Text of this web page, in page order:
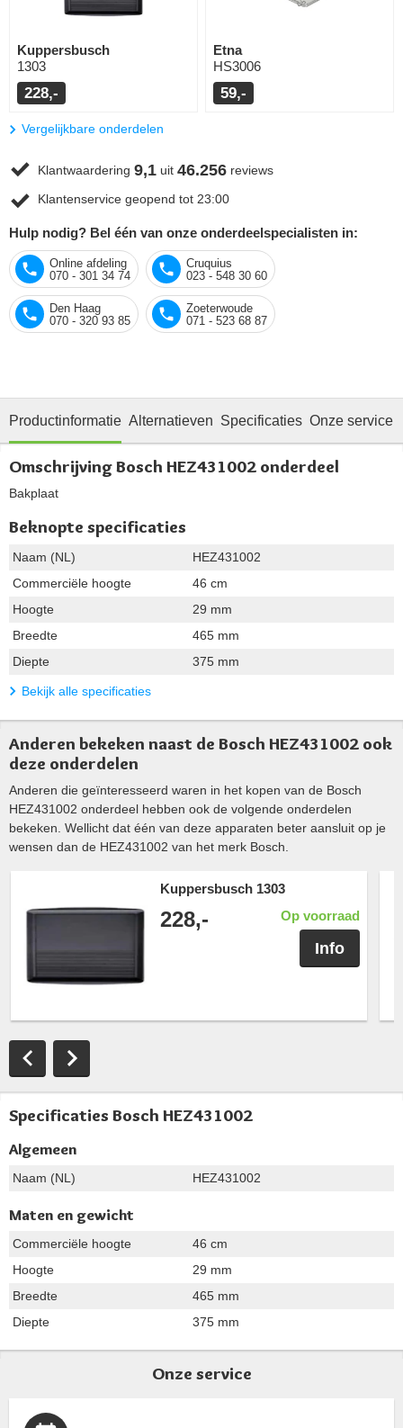
Kuppersbusch
1303
228,-
Etna
HS3006
59,-
Vergelijkbare onderdelen
Klantwaardering 9,1 uit 46.256 reviews
Klantenservice geopend tot 23:00
Hulp nodig? Bel één van onze onderdeelspecialisten in:
Online afdeling
070 - 301 34 74
Cruquius
023 - 548 30 60
Den Haag
070 - 320 93 85
Zoeterwoude
071 - 523 68 87
Productinformatie Alternatieven Specificaties Onze service
Omschrijving Bosch HEZ431002 onderdeel
Bakplaat
Beknopte specificaties
Naam (NL)
HEZ431002
Commerciële hoogte
46 cm
Hoogte
29 mm
Breedte
465 mm
Diepte
375 mm
Bekijk alle specificaties
Anderen bekeken naast de Bosch HEZ431002 ook
deze onderdelen
Anderen die geïnteresseerd waren in het kopen van de Bosch
HEZ431002 onderdeel hebben ook de volgende onderdelen
bekeken. Wellicht dat één van deze apparaten beter aansluit op je
wensen dan de HEZ431002 van het merk Bosch.
Kuppersbusch 1303
228,- Op voorraad
Info
Specificaties Bosch HEZ431002
Algemeen
Naam (NL) HEZ431002
Maten en gewicht
Commerciële hoogte
46 cm
Hoogte
29 mm
Breedte
465 mm
Diepte
375 mm
Onze service